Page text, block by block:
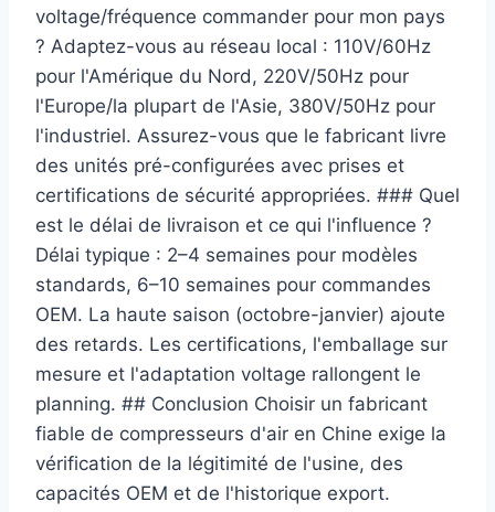
voltage/fréquence commander pour mon pays
? Adaptez-vous au réseau local : 110V/60Hz
pour l'Amérique du Nord, 220V/50Hz pour
l'Europe/la plupart de l'Asie, 380V/50Hz pour
l'industriel. Assurez-vous que le fabricant livre
des unités pré-configurées avec prises et
certifications de sécurité appropriées. ### Quel
est le délai de livraison et ce qui l'influence ?
Délai typique : 2–4 semaines pour modèles
standards, 6–10 semaines pour commandes
OEM. La haute saison (octobre-janvier) ajoute
des retards. Les certifications, l'emballage sur
mesure et l'adaptation voltage rallongent le
planning. ## Conclusion Choisir un fabricant
fiable de compresseurs d'air en Chine exige la
vérification de la légitimité de l'usine, des
capacités OEM et de l'historique export.